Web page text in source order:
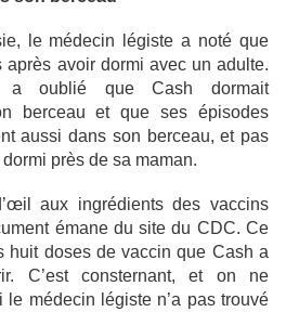
le médecin légiste a noté que
avoir dormi avec un adulte.
a oublié que Cash dormait
berceau et que ses épisodes
aussi dans son berceau, et pas
près de sa maman.
aux ingrédients des vaccins
émane du site du CDC. Ce
huit doses de vaccin que Cash a
C’est consternant, et on ne
médecin légiste n’a pas trouvé